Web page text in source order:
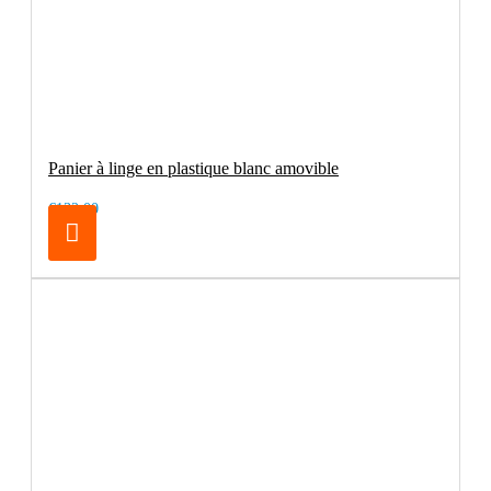
Panier à linge en plastique blanc amovible
€132.00